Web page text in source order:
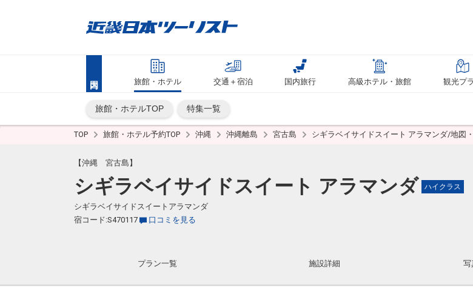
旅館・ホテル 交通＋宿泊 国内旅行 高級ホテル・旅館 観光プ
旅館・ホテルTOP 特集一覧
TOP 旅館・ホテル予約TOP 沖縄 沖縄離島 宮古島 シギラベイサイドスイート アラマンダ/地図
【沖縄 宮古島】
シギラベイサイドスイート アラマンダ ハイクラス
シギラベイサイドスイートアラマンダ
宿コード:S470117
口コミを見る
プラン一覧 施設詳細 写